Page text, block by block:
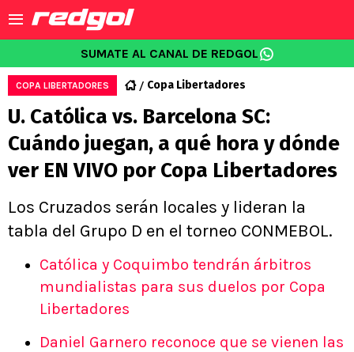
SUMATE AL CANAL DE REDGOL
COPA LIBERTADORES Copa Libertadores
U. Católica vs. Barcelona SC:
Cuándo juegan, a qué hora y dónde
ver EN VIVO por Copa Libertadores
Los Cruzados serán locales y lideran la
tabla del Grupo D en el torneo CONMEBOL.
Católica y Coquimbo tendrán árbitros
mundialistas para sus duelos por Copa
Libertadores
Daniel Garnero reconoce que se vienen las